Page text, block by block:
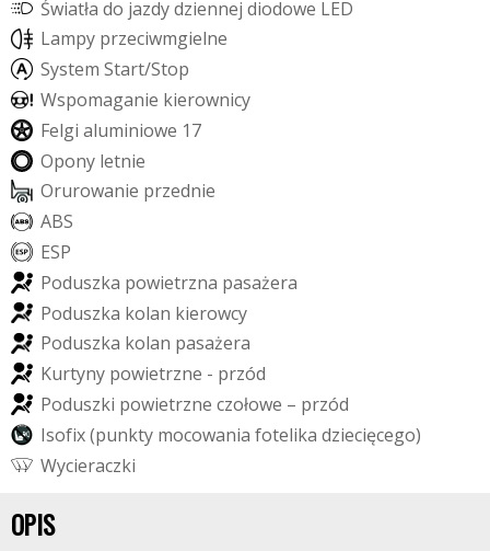
Światła do jazdydziennej diodowe LED
Lampy przeciwmgielne
System Start/Stop
Wspomaganie kierownicy
Felgi aluminiowe 17
Opony letnie
Orurowanie przednie
ABS
ESP
Poduszka powietrzna pasażera
Poduszka kolan kierowcy
Poduszka kolan pasażera
Kurtyny powietrzne - przód
Poduszki powietrzne czołowe – przód
Isofix(punkty mocowania fotelika dziecięcego)
Wycieraczki
OPIS